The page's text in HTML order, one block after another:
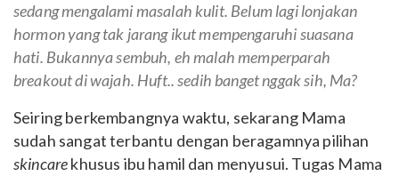
sedang mengalami masalah kulit. Belum lagi lonjakan
hormon yang tak jarang ikut mempengaruhi suasana
hati. Bukannya sembuh, eh malah memperparah
breakout di wajah. Huft.. sedih banget nggak sih, Ma?
Seiring berkembangnya waktu, sekarang Mama
sudah sangat terbantu dengan beragamnya pilihan
skincarekhusus ibu hamil dan menyusui. Tugas Mama